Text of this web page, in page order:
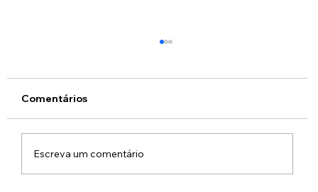
Comentários
Escreva um comentário